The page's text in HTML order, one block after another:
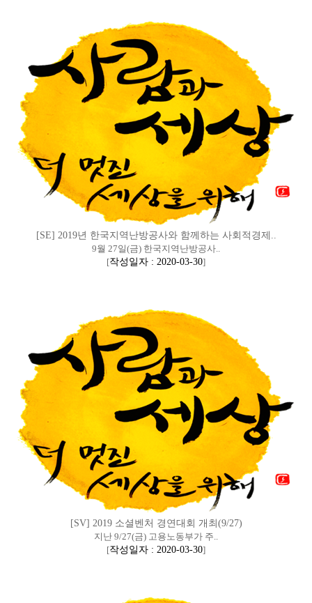
[SE] 2019년 한국지역난방공사와 함께하는 사회적경제..
9월 27일(금) 한국지역난방공사..
[작성일자 : 2020-03-30]
[SV] 2019 소셜벤처 경연대회 개최(9/27)
지난 9/27(금) 고용노동부가 주..
[작성일자 : 2020-03-30]